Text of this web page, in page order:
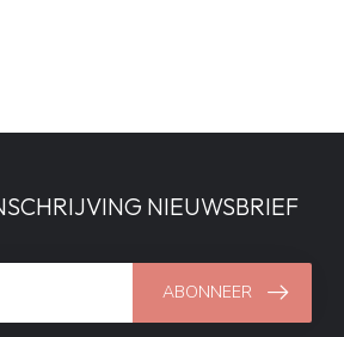
NIEUWSBRIEF
ABONNEER